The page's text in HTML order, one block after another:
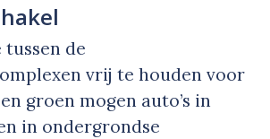
de
vrij te houden voor
groen mogen auto’s in
in ondergrondse